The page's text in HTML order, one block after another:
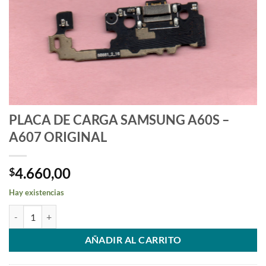
PLACA DE CARGA SAMSUNG A60S –
A607 ORIGINAL
$4.660,00
Hay existencias
AÑADIR AL CARRITO